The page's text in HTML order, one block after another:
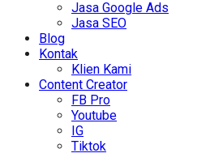
Jasa Google Ads
Jasa SEO
Blog
Kontak
Klien Kami
Content Creator
FB Pro
Youtube
IG
Tiktok